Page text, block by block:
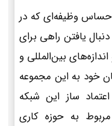
وظیفه‌ای که در
یافتن راهی برای
بین‌المللی و
خود به این مجموعه
ساز این شبکه
به حوزه کاری